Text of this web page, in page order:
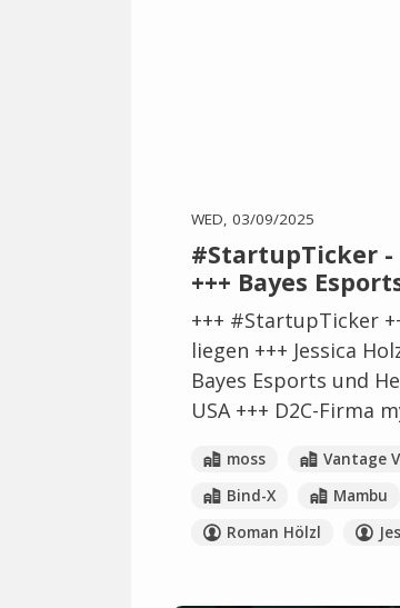
WED, 03/09/2025
#StartupTicker -
+++ Bayes
+++ #StartupTicker
liegen +++ Jessica
Bayes Esports und
USA +++ D2C-Firma
moss Vantage
Bind-X
Mambu
Roman Hölzl